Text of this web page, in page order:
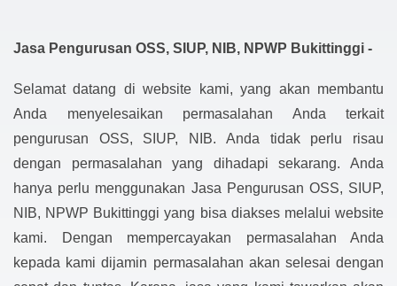
Jasa Pengurusan OSS, SIUP, NIB, NPWP Bukittinggi -
Selamat datang di website kami, yang akan membantu
Anda menyelesaikan permasalahan Anda terkait
pengurusan OSS, SIUP, NIB. Anda tidak perlu risau
dengan permasalahan yang dihadapi sekarang. Anda
hanya perlu menggunakan Jasa Pengurusan OSS, SIUP,
NIB, NPWP Bukittinggi yang bisa diakses melalui website
kami. Dengan mempercayakan permasalahan Anda
kepada kami dijamin permasalahan akan selesai dengan